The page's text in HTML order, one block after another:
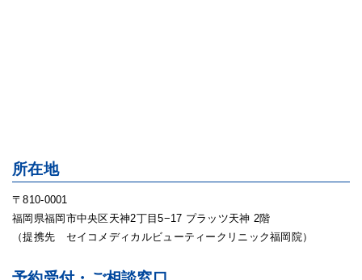
所在地
〒810-0001
福岡県福岡市中央区天神2丁目5−17 プラッツ天神 2階
（提携先 セイコメディカルビューティークリニック福岡院）